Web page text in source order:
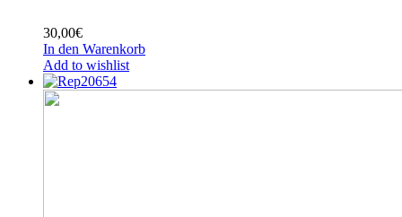
30,00€
In den Warenkorb
Add to wishlist